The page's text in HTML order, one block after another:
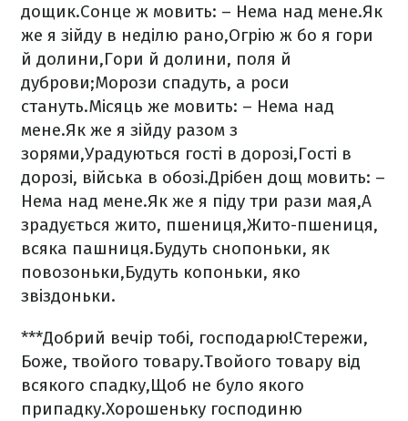
дощик.Сонце ж мовить: – Нема над мене.Як
же я зійду в неділю рано,Огрію ж бо я гори
й долини,Гори й долини, поля й
дуброви;Морози спадуть, а роси
стануть.Місяць же мовить: – Нема над
мене.Як же я зійду разом з
зорями,Урадуються гості в дорозі,Гості в
дорозі, війська в обозі.Дрібен дощ мовить: –
Нема над мене.Як же я піду три рази мая,А
зрадується жито, пшениця,Жито-пшениця,
всяка пашниця.Будуть снопоньки, як
повозоньки,Будуть копоньки, яко
звіздоньки.
***Добрий вечір тобі, господарю!Стережи,
Боже, твойого товару.Твойого товару від
всякого спадку,Щоб не було якого
припадку.Хорошеньку господиню